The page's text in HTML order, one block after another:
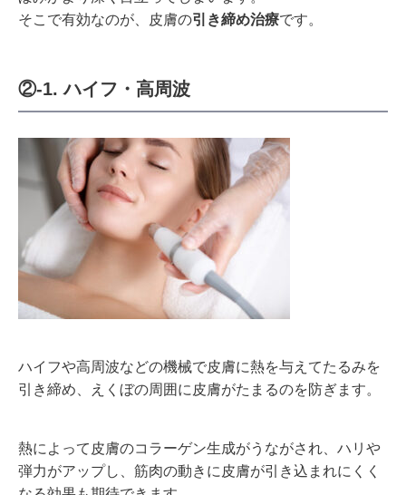
そこで有効なのが、皮膚の引き締め治療です。
②-1. ハイフ・高周波
ハイフや高周波などの機械で皮膚に熱を与えてたるみを
引き締め、えくぼの周囲に皮膚がたまるのを防ぎます。
熱によって皮膚のコラーゲン生成がうながされ、ハリや
弾力がアップし、筋肉の動きに皮膚が引き込まれにくく